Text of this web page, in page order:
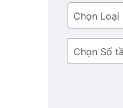
Loại
hình
công
trình
Số
tầng